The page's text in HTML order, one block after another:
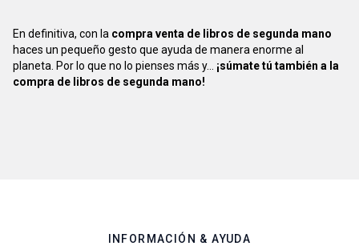
En definitiva, con la compra venta de libros de segunda mano
haces un pequeño gesto que ayuda de manera enorme al
planeta. Por lo que no lo pienses más y... ¡súmate tú también a la
compra de libros de segunda mano!
INFORMACIÓN & AYUDA